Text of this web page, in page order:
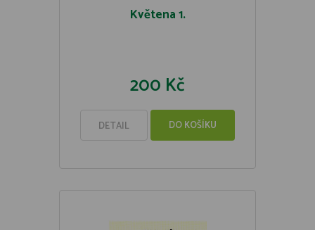
Květena 1.
200 Kč
DETAIL DO KOŠÍKU